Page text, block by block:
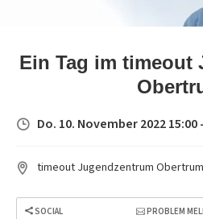
Ein Tag im timeout
Do. 10. November 2022 15:00
timeout Jugendzentrum
SOCIAL PROBLEM